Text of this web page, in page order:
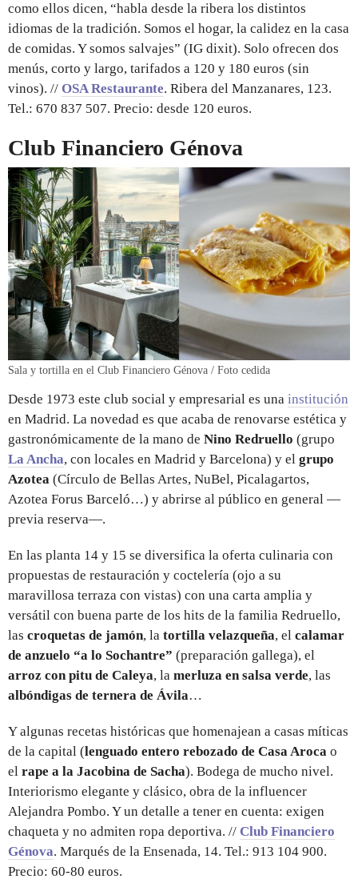
como ellos dicen, “habla desde la ribera los distintos
idiomas de la tradición. Somos el hogar, la calidez en la casa
de comidas. Y somos salvajes” (IG dixit). Solo ofrecen dos
menús, corto y largo, tarifados a 120 y 180 euros (sin
vinos). // OSA Restaurante. Ribera del Manzanares, 123.
Tel.: 670 837 507. Precio: desde 120 euros.
Club Financiero Génova
Sala y tortilla en el Club Financiero Génova / Foto cedida
Desde 1973 este club social y empresarial es una institución
en Madrid. La novedad es que acaba de renovarse estética y
gastronómicamente de la mano de Nino Redruello (grupo
La Ancha, con locales en Madrid y Barcelona) y el grupo
Azotea (Círculo de Bellas Artes, NuBel, Picalagartos,
Azotea Forus Barceló…) y abrirse al público en general —
previa reserva—.
En las planta 14 y 15 se diversifica la oferta culinaria con
propuestas de restauración y coctelería (ojo a su
maravillosa terraza con vistas) con una carta amplia y
versátil con buena parte de los hits de la familia Redruello,
las croquetas de jamón, la tortilla velazqueña, el calamar
de anzuelo “a lo Sochantre” (preparación gallega), el
arroz con pitu de Caleya, la merluza en salsa verde, las
albóndigas de ternera de Ávila…
Y algunas recetas históricas que homenajean a casas míticas
de la capital (lenguado entero rebozado de Casa Aroca o
el rape a la Jacobina de Sacha). Bodega de mucho nivel.
Interiorismo elegante y clásico, obra de la influencer
Alejandra Pombo. Y un detalle a tener en cuenta: exigen
chaqueta y no admiten ropa deportiva. // Club Financiero
Génova. Marqués de la Ensenada, 14. Tel.: 913 104 900.
Precio: 60-80 euros.